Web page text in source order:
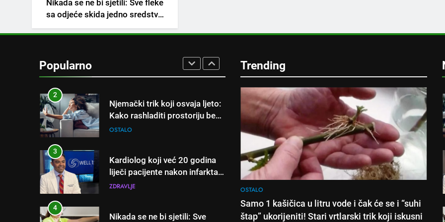
Nikada se ne bi sjetili: Sve fleke
sa odjeće skida jedno sredstvo
koje svi imamo u kući
Popularno
napitak koji se često spominje
kod šećerne bolesti
OSTALO
čak će se i “suhi štap”
ukorijeniti! Stari vrtlarski trik
2
Njemački trik koji osvaja ljeto:
Kako rashladiti prostoriju bez
klime i velikih računa za struju!
OSTALO
3
Kardiolog koji već 20 godina
liječi pacijente nakon infarkta
otkrio: Ove 4 jutarnje navike
dana!
ZDRAVLJE
4
Nikada se ne bi sjetili: Sve
Trending
OSTALO
Samo 1 kašičica u litru vode i čak će se i “suhi
štap” ukorijeniti! Stari vrtlarski trik koji iskusni